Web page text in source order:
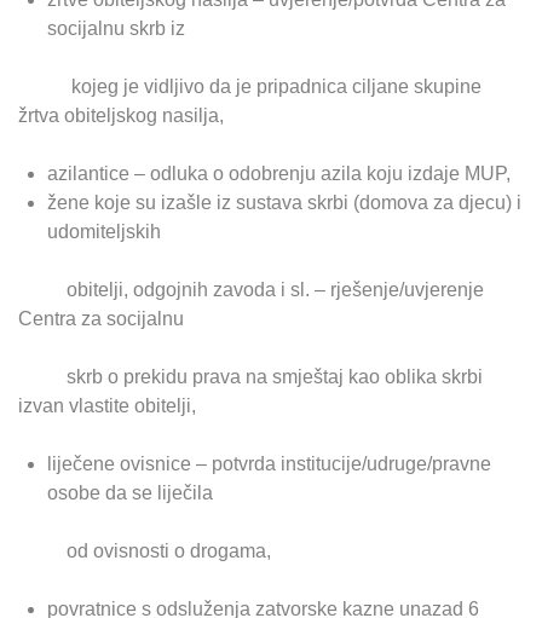
socijalnu skrb iz
kojeg je vidljivo da je pripadnica ciljane skupine
žrtva obiteljskog nasilja,
azilantice – odluka o odobrenju azila koju izdaje MUP,
žene koje su izašle iz sustava skrbi (domova za djecu) i
udomiteljskih
obitelji, odgojnih zavoda i sl. – rješenje/uvjerenje
Centra za socijalnu
skrb o prekidu prava na smještaj kao oblika skrbi
izvan vlastite obitelji,
liječene ovisnice – potvrda institucije/udruge/pravne
osobe da se liječila
od ovisnosti o drogama,
povratnice s odsluženja zatvorske kazne unazad 6